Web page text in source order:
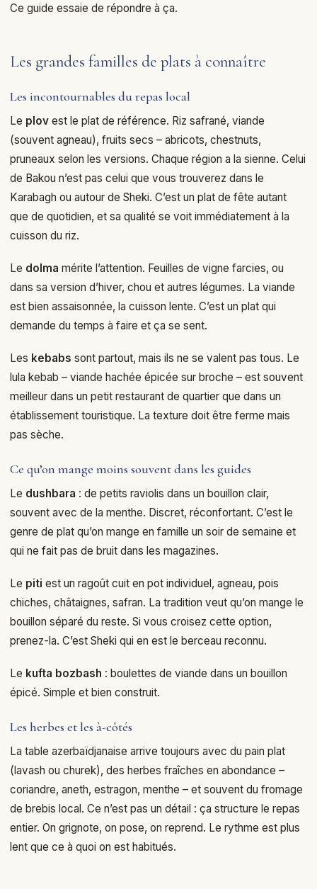
Ce guide essaie de répondre à ça.
Les grandes familles de plats à connaître
Les incontournables du repas local
Le plov est le plat de référence. Riz safrané, viande
(souvent agneau), fruits secs – abricots, chestnuts,
pruneaux selon les versions. Chaque région a la sienne. Celui
de Bakou n’est pas celui que vous trouverez dans le
Karabagh ou autour de Sheki. C’est un plat de fête autant
que de quotidien, et sa qualité se voit immédiatement à la
cuisson du riz.
Le dolma mérite l’attention. Feuilles de vigne farcies, ou
dans sa version d’hiver, chou et autres légumes. La viande
est bien assaisonnée, la cuisson lente. C’est un plat qui
demande du temps à faire et ça se sent.
Les kebabs sont partout, mais ils ne se valent pas tous. Le
lula kebab – viande hachée épicée sur broche – est souvent
meilleur dans un petit restaurant de quartier que dans un
établissement touristique. La texture doit être ferme mais
pas sèche.
Ce qu’on mange moins souvent dans les guides
Le dushbara : de petits raviolis dans un bouillon clair,
souvent avec de la menthe. Discret, réconfortant. C’est le
genre de plat qu’on mange en famille un soir de semaine et
qui ne fait pas de bruit dans les magazines.
Le piti est un ragoût cuit en pot individuel, agneau, pois
chiches, châtaignes, safran. La tradition veut qu’on mange le
bouillon séparé du reste. Si vous croisez cette option,
prenez-la. C’est Sheki qui en est le berceau reconnu.
Le kufta bozbash : boulettes de viande dans un bouillon
épicé. Simple et bien construit.
Les herbes et les à-côtés
La table azerbaïdjanaise arrive toujours avec du pain plat
(lavash ou churek), des herbes fraîches en abondance –
coriandre, aneth, estragon, menthe – et souvent du fromage
de brebis local. Ce n’est pas un détail : ça structure le repas
entier. On grignote, on pose, on reprend. Le rythme est plus
lent que ce à quoi on est habitués.